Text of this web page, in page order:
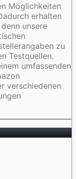
Möglichkeiten
erhalten
unsere
zu
Testquellen.
umfassenden
verschiedenen